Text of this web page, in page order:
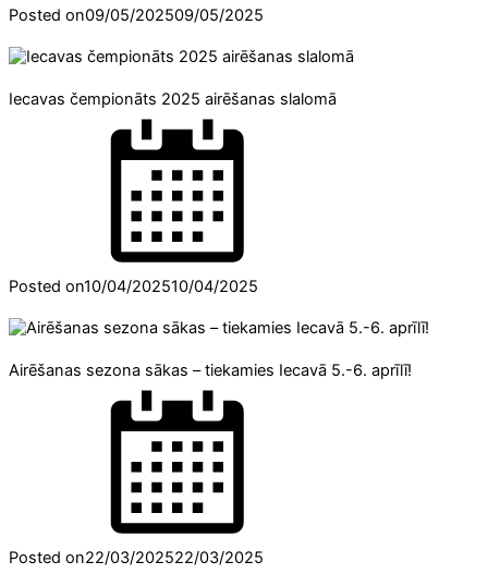
Posted on09/05/202509/05/2025
Iecavas čempionāts 2025 airēšanas slalomā
Posted on10/04/202510/04/2025
Airēšanas sezona sākas – tiekamies Iecavā 5.-6. aprīlī!
Posted on22/03/202522/03/2025